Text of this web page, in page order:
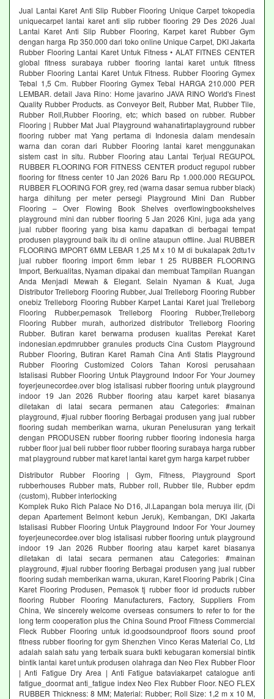
Jual Lantai Karet Anti Slip Rubber Flooring Unique Carpet tokopedia
uniquecarpet lantai karet anti slip rubber flooring 29 Des 2026 Jual
Lantai Karet Anti Slip Rubber Flooring, Karpet karet Rubber Gym
dengan harga Rp 350.000 dari toko online Unique Carpet, DKI Jakarta
Rubber Flooring Lantai Karet Untuk Fitness • ALAT FITNES CENTER
global fitness surabaya rubber flooring lantai karet untuk fitness
Rubber Flooring Lantai Karet Untuk Fitness. Rubber Flooring Gymex
Tebal 1,5 Cm. Rubber Flooring Gymex Tebal HARGA 210.000 PER
LEMBAR. detail Java Rino: Home javarino JAVA RINO World's Finest
Quality Rubber Products. as Conveyor Belt, Rubber Mat, Rubber Tile,
Rubber Roll,Rubber Flooring, etc; which based on rubber. Rubber
Flooring | Rubber Mat Jual Playground wahanatirtaplayground rubber
flooring rubber mat Yang pertama di Indonesia dalam mendesain
warna dan coran dari Rubber Flooring lantai karet menggunakan
sistem cast in situ. Rubber Flooring atau Lantai Terjual REGUPOL
RUBBER FLOORING FOR FITNESS CENTER product regupol rubber
flooring for fitness center 10 Jan 2026 Baru Rp 1.000.000 REGUPOL
RUBBER FLOORING FOR grey, red (warna dasar semua rubber black)
harga dihitung per meter persegi Playground Mini Dan Rubber
Flooring – Over Flowing Book Shelves overflowingbookshelves
playground mini dan rubber flooring 5 Jan 2026 Kini, juga ada yang
jual rubber flooring yang bisa kamu dapatkan di berbagai tempat
produsen playground baik itu di online ataupun offline. Jual RUBBER
FLOORING IMPORT 6MM LEBAR 1,25 M x 10 M di bukalapak 2dtu1v
jual rubber flooring import 6mm lebar 1 25 RUBBER FLOORING
Import, Berkualitas, Nyaman dipakai dan membuat Tampilan Ruangan
Anda Menjadi Mewah & Elegant. Selain Nyaman & Kuat, Juga
Distributor Trelleborg Flooring Rubber, Jual Trelleborg Flooring Rubber
onebiz Trelleborg Flooring Rubber Karpet Lantai Karet jual Trelleborg
Flooring Rubber,pemasok Trelleborg Flooring Rubber,Trelleborg
Flooring Rubber murah, authorized distributor Trelleborg Flooring
Rubber. Butiran karet berwarna produsen kualitas Perekat Karet
indonesian.epdmrubber granules products Cina Custom Playground
Rubber Flooring, Butiran Karet Ramah Cina Anti Statis Playground
Rubber Flooring Customized Colors Tahan Korosi perusahaan
Istalisasi Rubber Flooring Untuk Playground Indoor For Your Journey
foyerjeunecordee.over blog istalisasi rubber flooring untuk playground
indoor 19 Jan 2026 Rubber flooring atau karpet karet biasanya
diletakan di latai secara permanen atau Categories: #mainan
playground, #jual rubber flooring Berbagai produsen yang jual rubber
flooring sudah memberikan warna, ukuran Penelusuran yang terkait
dengan PRODUSEN rubber flooring rubber flooring indonesia harga
rubber floor jual beli rubber floor rubber flooring surabaya harga rubber
mat playground rubber mat karet lantai karet gym harga karpet rubber
Distributor Rubber Flooring | Gym, Fitness, Playground Sport
rubberhouses Rubber mats, Rubber roll, Rubber tile, Rubber epdm
(custom), Rubber interlocking
Komplek Ruko Rich Palace No D16, Jl.Lapangan bola meruya ilir, (Di
depan Apartement Belmont kebun Jeruk), Kembangan, DKI Jakarta
Istalisasi Rubber Flooring Untuk Playground Indoor For Your Journey
foyerjeunecordee.over blog istalisasi rubber flooring untuk playground
indoor 19 Jan 2026 Rubber flooring atau karpet karet biasanya
diletakan di latai secara permanen atau Categories: #mainan
playground, #jual rubber flooring Berbagai produsen yang jual rubber
flooring sudah memberikan warna, ukuran, Karet Flooring Pabrik | Cina
Karet Flooring Produsen, Pemasok tj rubber floor id products rubber
flooring Rubber Flooring Manufacturers, Factory, Suppliers From
China, We sincerely welcome overseas consumers to refer to for the
long term cooperation plus the China Sound Proof Fitness Commercial
Fleck Rubber Flooring untuk id.goodsoundproof floors sound proof
fitness rubber flooring for gym Shenzhen Vinco Keras Material Co, Ltd
adalah salah satu yang terbaik suara bukti kebugaran komersial bintik
bintik lantai karet untuk produsen olahraga dan Neo Flex Rubber Floor
| Anti Fatigue Dry Area | Anti Fatigue bataviakarpet catalogue anti
fatigue_doormat anti_fatigue index Neo Flex Rubber Floor. NEO FLEX
RUBBER Thickness: 8 MM; Material: Rubber; Roll Size: 1,2 m x 10 M,